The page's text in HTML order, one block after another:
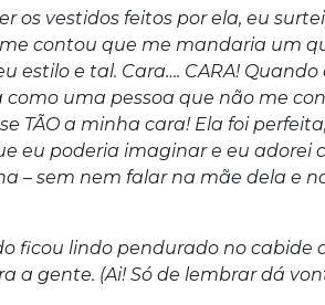
os vestidos feitos por ela, eu
me contou que me mandaria um
estilo e tal. Cara…. CARA!
uma pessoa que não me
TÃO a minha cara! Ela foi
eu poderia imaginar e eu adorei
– sem nem falar na mãe dela e
ficou lindo pendurado no cabide
a gente. (Ai! Só de lembrar dá